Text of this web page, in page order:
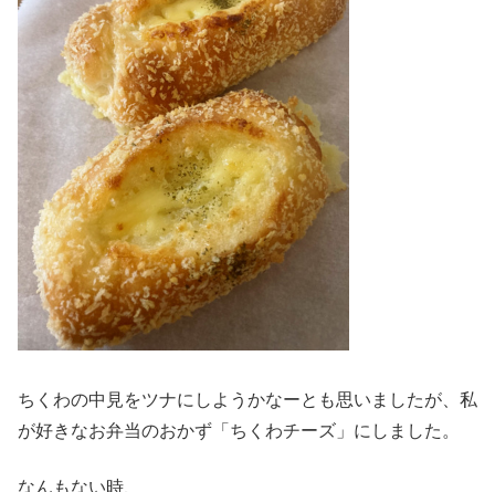
ちくわの中見をツナにしようかなーとも思いましたが、私
が好きなお弁当のおかず「ちくわチーズ」にしました。
なんもない時、